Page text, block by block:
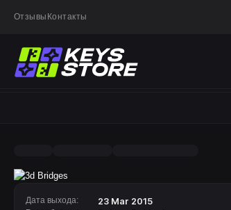
Отзывы Контакты
Дата выхода: 23 Mar 2015